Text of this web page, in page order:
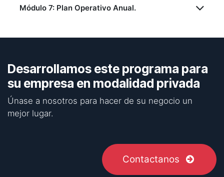
Módulo 7: Plan Operativo Anual.
Desarrollamos este programa para
su empresa en modalidad privada
Únase a nosotros para hacer de su negocio un
mejor lugar.
Contactanos